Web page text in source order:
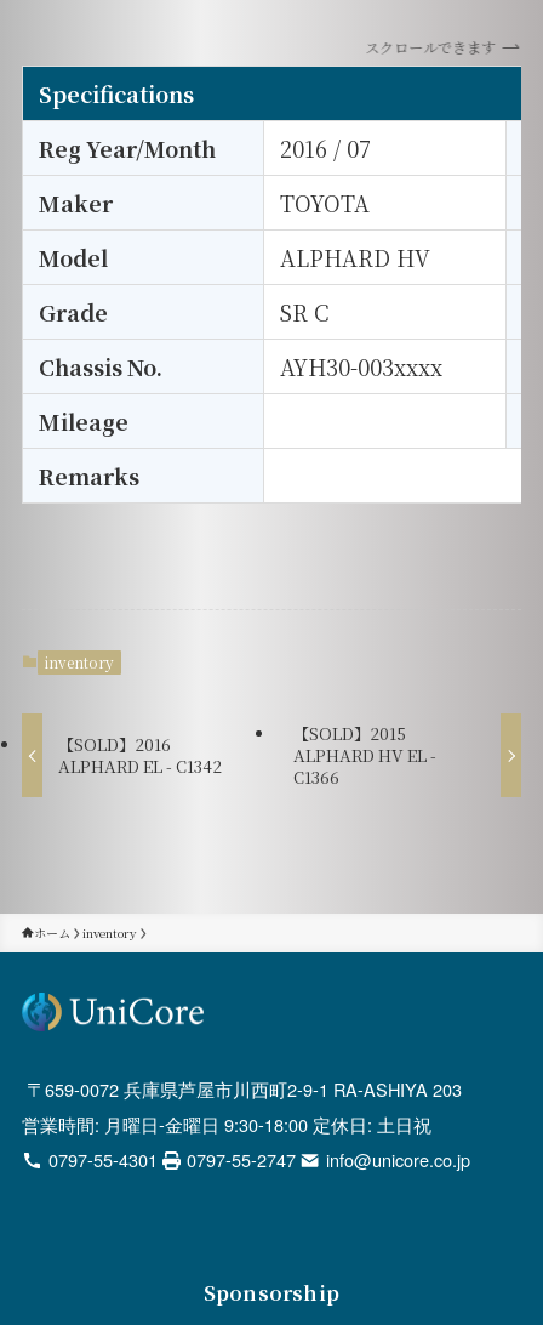
スクロールできます
Specifications
Reg Year/Month
2016 / 07
Maker
TOYOTA
Model
ALPHARD HV
Grade
SR C
Chassis No.
AYH30-003xxxx
Mileage
Remarks
inventory
【SOLD】2016
ALPHARD EL - C1342
【SOLD】2015
ALPHARD HV EL -
C1366
ホーム inventory
659-0072 兵庫県芦屋市川西町2-9-1 RA-ASHIYA 203
営業時間: 月曜日-金曜日 9:30-18:00 定休日: 土日祝
0797-55-4301
0797-55-2747 info@unicore.co.jp
Sponsorship